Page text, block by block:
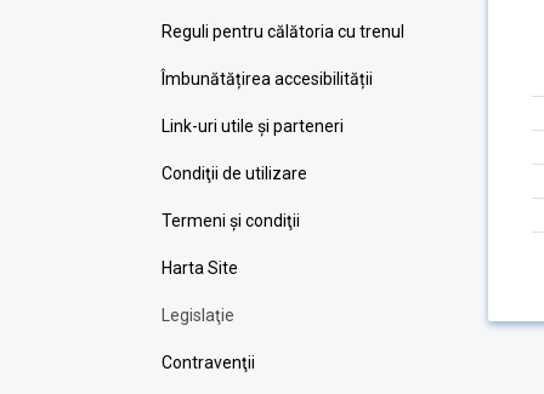
Reguli pentru călătoria cu trenul
Îmbunătățirea accesibilității
Link-uri utile şi parteneri
Condiţii de utilizare
Termeni şi condiţii
Harta Site
Legislaţie
Contravenţii